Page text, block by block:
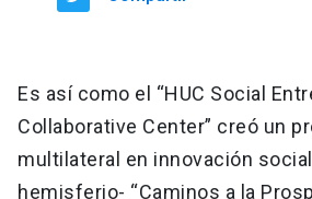
Es así como el “HUC Social
Collaborative Center” creó un
multilateral en innovación social
hemisferio- “Caminos a la